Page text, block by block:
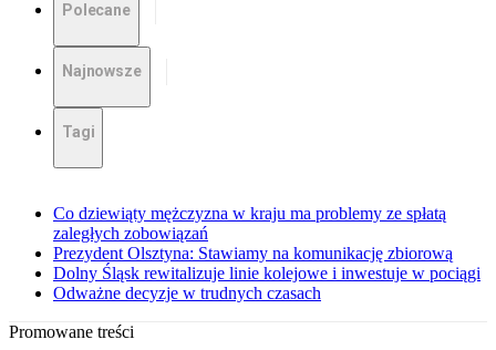
Polecane
Najnowsze
Tagi
Co dziewiąty mężczyzna w kraju ma problemy ze spłatą
zaległych zobowiązań
Prezydent Olsztyna: Stawiamy na komunikację zbiorową
Dolny Śląsk rewitalizuje linie kolejowe i inwestuje w pociągi
Odważne decyzje w trudnych czasach
Promowane treści